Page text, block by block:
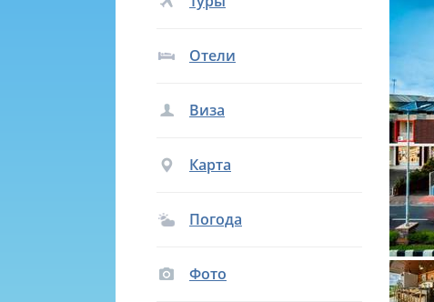
Отели
Виза
Карта
Погода
Фото